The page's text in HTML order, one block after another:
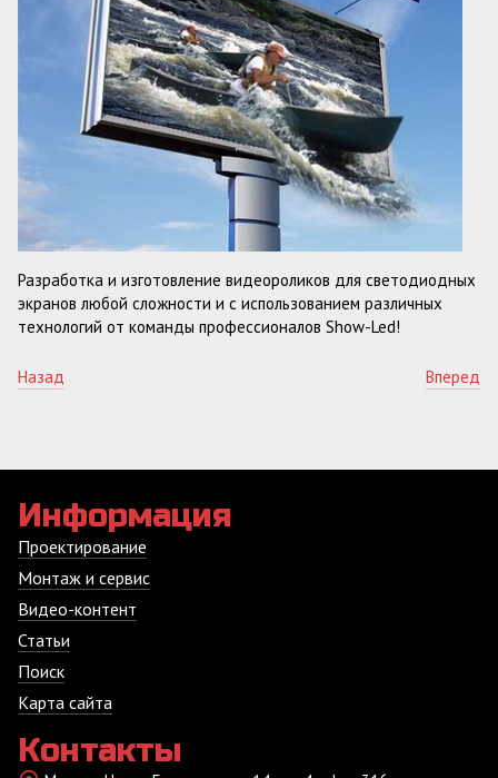
Разработка и изготовление видеороликов для светодиодных
экранов любой сложности и с использованием различных
технологий от команды профессионалов Show-Led!
Назад Вперед
Информация
Проектирование
Монтаж и сервис
Видео-контент
Статьи
Поиск
Карта сайта
Контакты